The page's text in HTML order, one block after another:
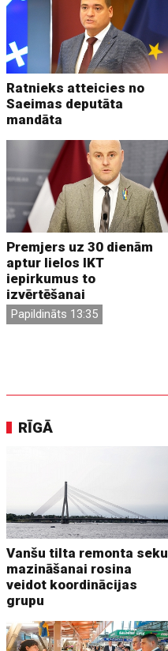
Ratnieks atteicies no
Saeimas deputāta
mandāta
Premjers uz 30 dienām
aptur lielos IKT
iepirkumus to
izvērtēšanai
Papildināts 13:35
RĪGĀ
Vanšu tilta remonta seku
mazināšanai rosina
veidot koordinācijas
grupu